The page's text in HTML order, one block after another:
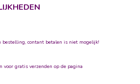
bestelling, contant betalen is niet mogelijk!
voor gratis verzenden op de pagina